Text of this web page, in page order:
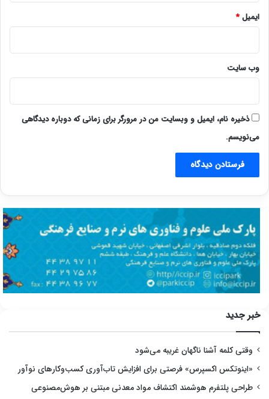
ایمیل*
وب‌ سایت
ذخیره نام، ایمیل و وبسایت من در مرورگر برای زمانی که دوباره دیدگاهی
می‌نویسم.
خبر جدید
وقتی کلمه آشنا ناگهان غریبه می‌شود
«اینوتکس اکسپرس» فرصتی برای افزایش تاب‌آوری کسب‌وکارهای نوآور
طراحی پلتفرم هوشمند اکتشاف مواد معدنی مبتنی بر هوش‌مصنوعی